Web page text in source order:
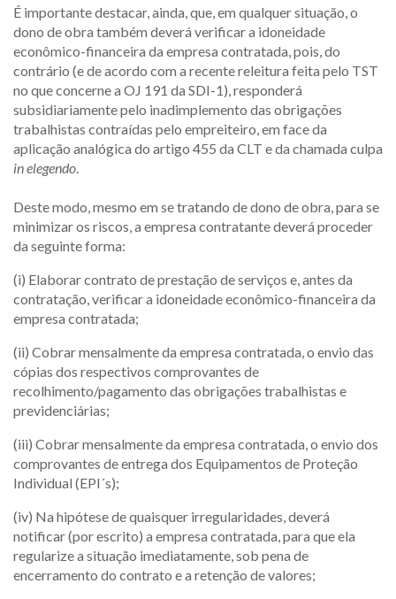
É importante destacar, ainda, que, em qualquer situação, o
dono de obra também deverá verificar a idoneidade
econômico-financeira da empresa contratada, pois, do
contrário (e de acordo com a recente releitura feita pelo TST
no que concerne a OJ 191 da SDI-1), responderá
subsidiariamente pelo inadimplemento das obrigações
trabalhistas contraídas pelo empreiteiro, em face da
aplicação analógica do artigo 455 da CLT e da chamada culpa
in elegendo.
Deste modo, mesmo em se tratando de dono de obra, para se
minimizar os riscos, a empresa contratante deverá proceder
da seguinte forma:
(i) Elaborar contrato de prestação de serviços e, antes da
contratação, verificar a idoneidade econômico-financeira da
empresa contratada;
(ii) Cobrar mensalmente da empresa contratada, o envio das
cópias dos respectivos comprovantes de
recolhimento/pagamento das obrigações trabalhistas e
previdenciárias;
(iii) Cobrar mensalmente da empresa contratada, o envio dos
comprovantes de entrega dos Equipamentos de Proteção
Individual (EPI´s);
(iv) Na hipótese de quaisquer irregularidades, deverá
notificar (por escrito) a empresa contratada, para que ela
regularize a situação imediatamente, sob pena de
encerramento do contrato e a retenção de valores;